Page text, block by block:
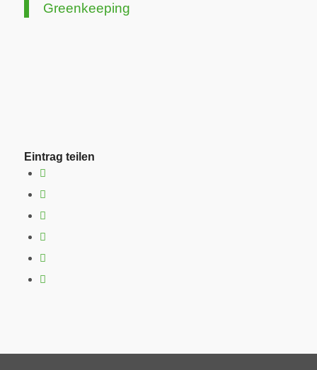
Greenkeeping
Eintrag teilen